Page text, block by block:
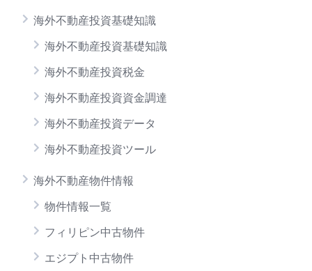
海外不動産投資基礎知識
海外不動産投資基礎知識
海外不動産投資税金
海外不動産投資資金調達
海外不動産投資データ
海外不動産投資ツール
海外不動産物件情報
物件情報一覧
フィリピン中古物件
エジプト中古物件